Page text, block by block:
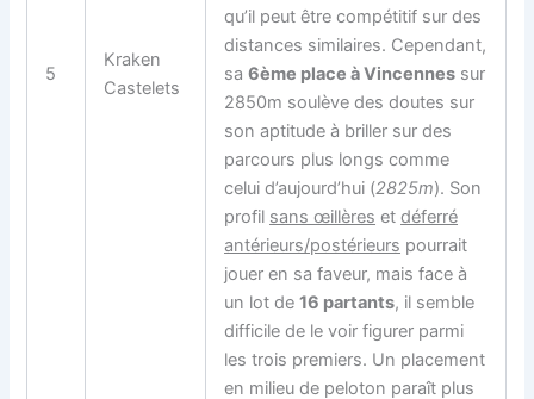
5
Kraken
Castelets
qu’il peut être compétitif sur des
distances similaires. Cependant,
sa6ème place à Vincennes sur
2850m soulève des doutes sur
son aptitude à briller sur des
parcours plus longs comme
celui d’aujourd’hui (2825m). Son
profil sans œillères etdéferré
antérieurs/postérieurs pourrait
jouer en sa faveur, mais face à
un lot de16 partants, il semble
difficile de le voir figurer parmi
les trois premiers. Un placement
en milieu de peloton paraît plus